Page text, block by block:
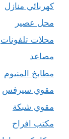
كهربائي منازل
محل عصير
محلات تلفونات
مصاعد
مطابخ المنيوم
مقوي سيرفس
مقوي شبكة
مكتب افراح